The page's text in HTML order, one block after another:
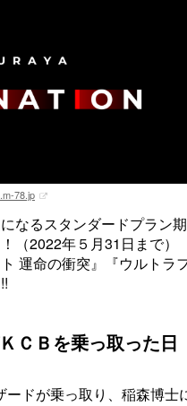
78.jp
なるスタンダードプラン
（2022年５月31日まで）
運命の衝突』『ウルトラ
ＣＢを乗っ取った日
ドが乗っ取り、稲森博士